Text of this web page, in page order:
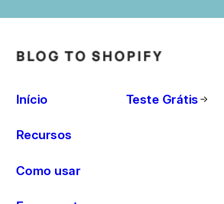
Início
Recursos
Como usar
Teste Grátis